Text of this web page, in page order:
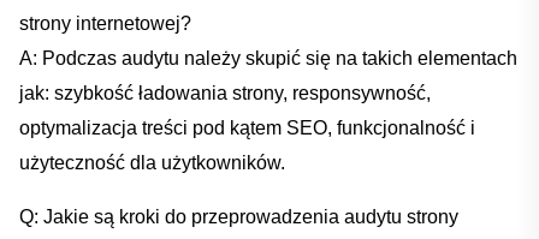
strony internetowej?
A: Podczas⁢ audytu należy⁣ skupić się na takich elementach
jak: ⁣szybkość ładowania strony, responsywność,
optymalizacja treści pod kątem SEO, funkcjonalność i
użyteczność⁢ dla użytkowników.
Q: Jakie są‌ kroki‌ do przeprowadzenia audytu strony